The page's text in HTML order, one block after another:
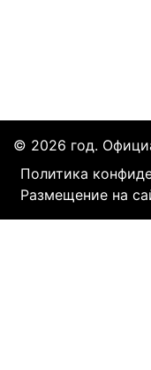
© 2026 год.
Политика
Размещение на